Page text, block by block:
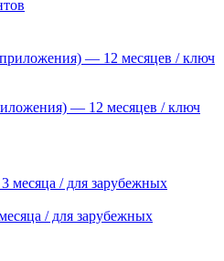
— 12 месяцев / ключ
/ для зарубежных